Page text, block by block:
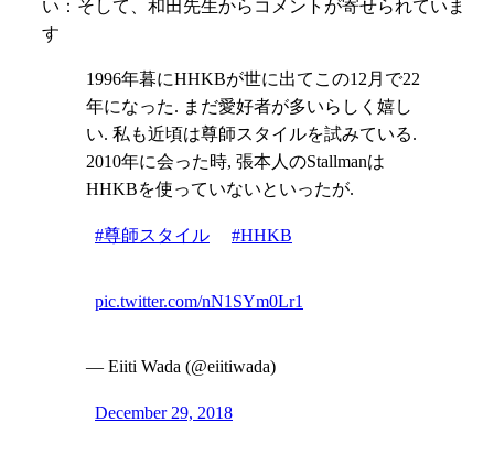
い：そして、和田先生からコメントが寄せられていま
す
1996年暮にHHKBが世に出てこの12月で22
年になった. まだ愛好者が多いらしく嬉し
い. 私も近頃は尊師スタイルを試みている.
2010年に会った時, 張本人のStallmanは
HHKBを使っていないといったが.
#尊師スタイル #HHKB
pic.twitter.com/nN1SYm0Lr1
— Eiiti Wada (@eiitiwada)
December 29, 2018